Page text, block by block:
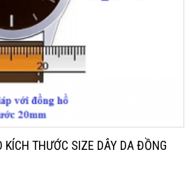
THƯỚC SIZE DÂY DA ĐỒNG